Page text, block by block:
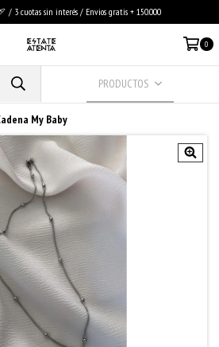
/ 3 cuotas sin interés / Envios gratis + 150.000
0
PRODUCTOS
My Baby